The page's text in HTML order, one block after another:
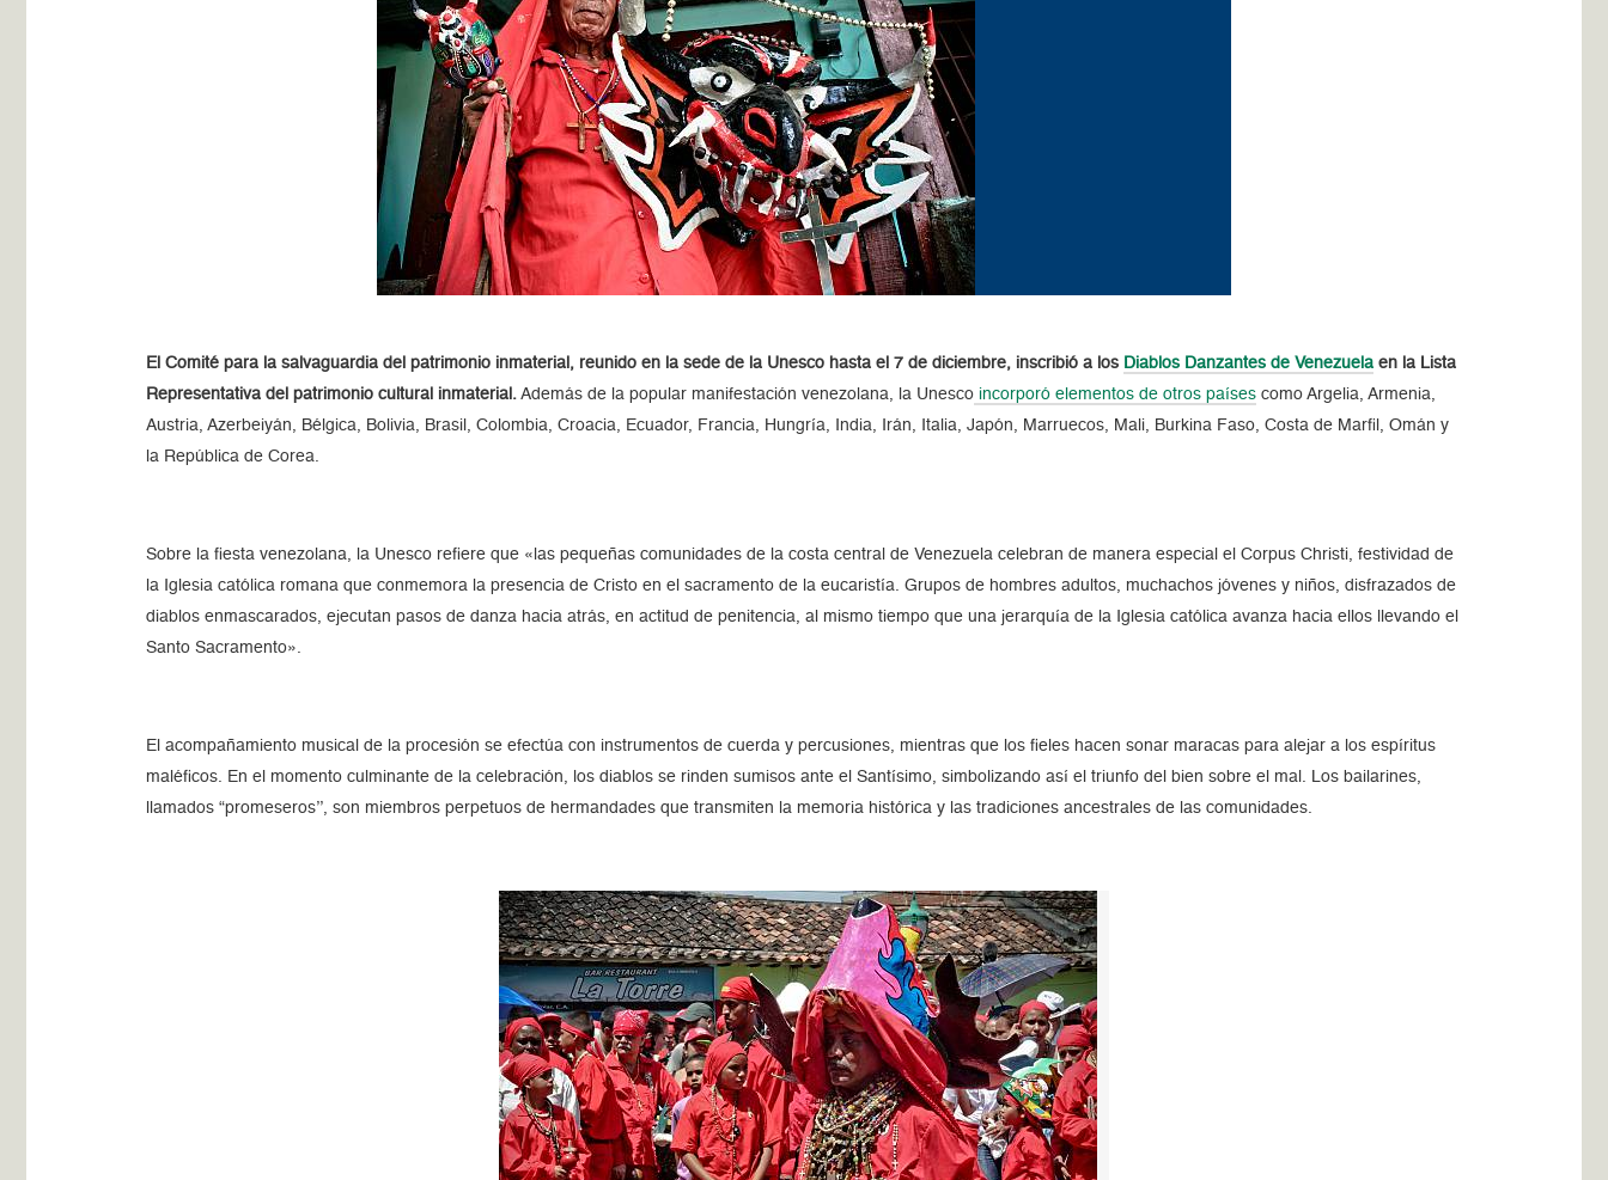
El Comité para la salvaguardia del patrimonio inmaterial, reunido en la sede de la Unesco hasta el 7 de diciembre, inscribió a los Diablos Danzantes de Venezuela en la Lista
Representativa del patrimonio cultural inmaterial. Además de la popular manifestación venezolana, la Unesco incorporó elementos de otros países como Argelia, Armenia,
Austria, Azerbeiyán, Bélgica, Bolivia, Brasil, Colombia, Croacia, Ecuador, Francia, Hungría, India, Irán, Italia, Japón, Marruecos, Mali, Burkina Faso, Costa de Marfil, Omán y
la República de Corea.
Sobre la fiesta venezolana, la Unesco refiere que «las pequeñas comunidades de la costa central de Venezuela celebran de manera especial el Corpus Christi, festividad de
la Iglesia católica romana que conmemora la presencia de Cristo en el sacramento de la eucaristía. Grupos de hombres adultos, muchachos jóvenes y niños, disfrazados de
diablos enmascarados, ejecutan pasos de danza hacia atrás, en actitud de penitencia, al mismo tiempo que una jerarquía de la Iglesia católica avanza hacia ellos llevando el
Santo Sacramento».
El acompañamiento musical de la procesión se efectúa con instrumentos de cuerda y percusiones, mientras que los fieles hacen sonar maracas para alejar a los espíritus
maléficos. En el momento culminante de la celebración, los diablos se rinden sumisos ante el Santísimo, simbolizando así el triunfo del bien sobre el mal. Los bailarines,
llamados “promeseros’’, son miembros perpetuos de hermandades que transmiten la memoria histórica y las tradiciones ancestrales de las comunidades.